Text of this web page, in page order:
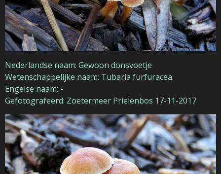
Nederlandse naam: Gewoon donsvoetje
Wetenschappelijke naam: Tubaria furfuracea
Engelse naam: -
Gefotografeerd: Zoetermeer Prielenbos 17-11-2017